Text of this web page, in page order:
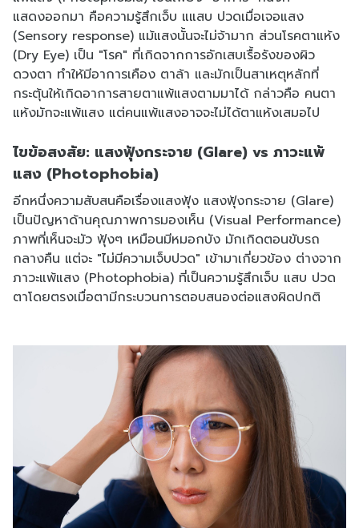
แสดงออกมา คือความรู้สึกเจ็บ แแสบ ปวดเมื่อเจอแสง
(Sensory response) แม้แสงนั้นจะไม่จ้ามาก ส่วนโรคตาแห้ง
(Dry Eye) เป็น "โรค" ที่เกิดจากการอักเสบเรื้อรังของผิว
ดวงตา ทำให้มีอาการเคือง ตาล้า และมักเป็นสาเหตุหลักที่
กระตุ้นให้เกิดอาการสายตาแพ้แสงตามมาได้ กล่าวคือ คนตา
แห้งมักจะแพ้แสง แต่คนแพ้แสงอาจจะไม่ได้ตาแห้งเสมอไป
ไขข้อสงสัย: แสงฟุ้งกระจาย (Glare) vs ภาวะแพ้
แสง (Photophobia)
อีกหนึ่งความสับสนคือเรื่องแสงฟุ้ง แสงฟุ้งกระจาย (Glare)
เป็นปัญหาด้านคุณภาพการมองเห็น (Visual Performance)
ภาพที่เห็นจะมัว ฟุ้งๆ เหมือนมีหมอกบัง มักเกิดตอนขับรถ
กลางคืน แต่จะ "ไม่มีความเจ็บปวด" เข้ามาเกี่ยวข้อง ต่างจาก
ภาวะแพ้แสง (Photophobia) ที่เป็นความรู้สึกเจ็บ แสบ ปวด
ตาโดยตรงเมื่อตามีกระบวนการตอบสนองต่อแสงผิดปกติ